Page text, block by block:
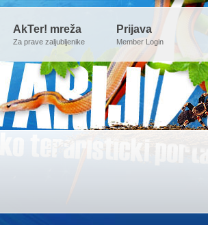
AkTer! mreža
Za prave zaljubljenike
Prijava
Member Login